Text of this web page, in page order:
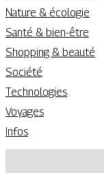
Nature & écologie
Santé & bien-être
Shopping & beauté
Société
Technologies
Voyages
Infos